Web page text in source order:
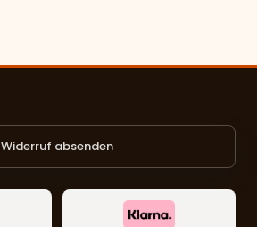
Widerruf absenden